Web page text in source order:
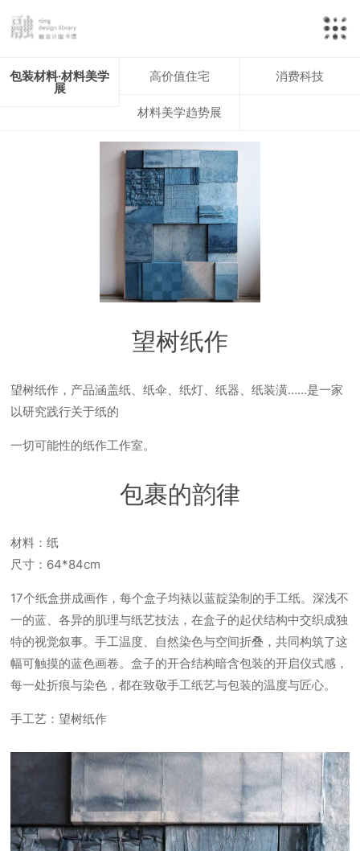
包装材料·材料美学
展
高价值住宅 消费科技
材料美学趋势展
望树纸作
望树纸作，产品涵盖纸、纸伞、纸灯、纸器、纸装潢……是⼀家
以研究践⾏关于纸的
⼀切可能性的纸作⼯作室。
包裹的韵律
材料：纸
尺⼨：64*84cm
17个纸盒拼成画作，每个盒⼦均裱以蓝靛染制的⼿⼯纸。深浅不
⼀的蓝、各异的肌理与纸艺技法，在盒⼦的起伏结构中交织成独
特的视觉叙事。⼿⼯温度、⾃然染⾊与空间折叠，共同构筑了这
幅可触摸的蓝⾊画卷。盒⼦的开合结构暗含包装的开启仪式感，
每⼀处折痕与染⾊，都在致敬⼿⼯纸艺与包装的温度与匠⼼。
手工艺：望树纸作